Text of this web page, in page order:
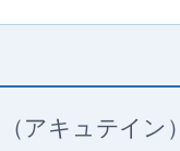
アキュテイン